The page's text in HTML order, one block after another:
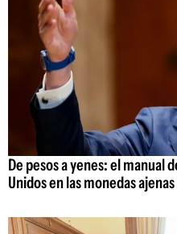
De pesos a yenes: el manual
Unidos en las monedas ajenas